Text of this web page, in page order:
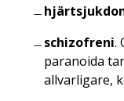
schizofreni.
paranoida
allvarligare,